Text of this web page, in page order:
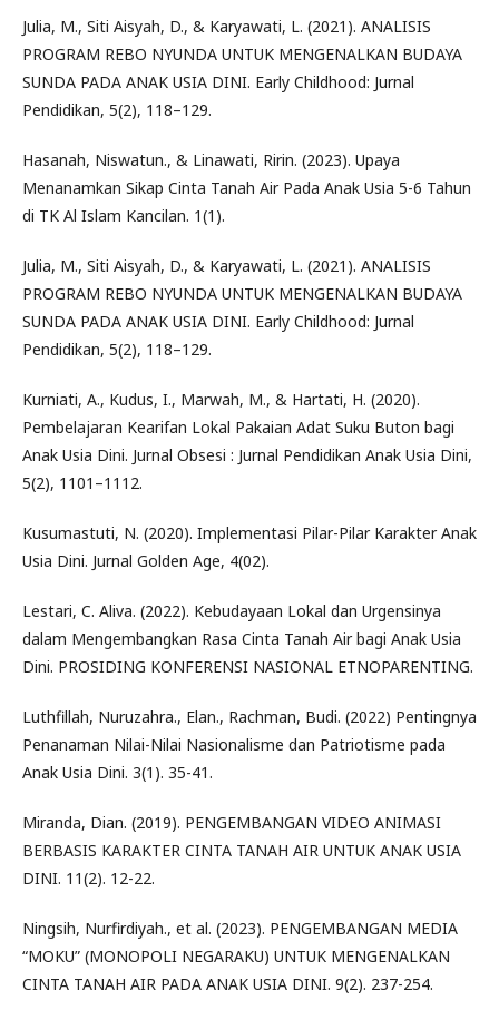
Julia, M., Siti Aisyah, D., & Karyawati, L. (2021). ANALISIS
PROGRAM REBO NYUNDA UNTUK MENGENALKAN BUDAYA
SUNDA PADA ANAK USIA DINI. Early Childhood: Jurnal
Pendidikan, 5(2), 118–129.
Hasanah, Niswatun., & Linawati, Ririn. (2023). Upaya
Menanamkan Sikap Cinta Tanah Air Pada Anak Usia 5-6 Tahun
di TK Al Islam Kancilan. 1(1).
Julia, M., Siti Aisyah, D., & Karyawati, L. (2021). ANALISIS
PROGRAM REBO NYUNDA UNTUK MENGENALKAN BUDAYA
SUNDA PADA ANAK USIA DINI. Early Childhood: Jurnal
Pendidikan, 5(2), 118–129.
Kurniati, A., Kudus, I., Marwah, M., & Hartati, H. (2020).
Pembelajaran Kearifan Lokal Pakaian Adat Suku Buton bagi
Anak Usia Dini. Jurnal Obsesi : Jurnal Pendidikan Anak Usia Dini,
5(2), 1101–1112.
Kusumastuti, N. (2020). Implementasi Pilar-Pilar Karakter Anak
Usia Dini. Jurnal Golden Age, 4(02).
Lestari, C. Aliva. (2022). Kebudayaan Lokal dan Urgensinya
dalam Mengembangkan Rasa Cinta Tanah Air bagi Anak Usia
Dini. PROSIDING KONFERENSI NASIONAL ETNOPARENTING.
Luthfillah, Nuruzahra., Elan., Rachman, Budi. (2022) Pentingnya
Penanaman Nilai-Nilai Nasionalisme dan Patriotisme pada
Anak Usia Dini. 3(1). 35-41.
Miranda, Dian. (2019). PENGEMBANGAN VIDEO ANIMASI
BERBASIS KARAKTER CINTA TANAH AIR UNTUK ANAK USIA
DINI. 11(2). 12-22.
Ningsih, Nurfirdiyah., et al. (2023). PENGEMBANGAN MEDIA
“MOKU” (MONOPOLI NEGARAKU) UNTUK MENGENALKAN
CINTA TANAH AIR PADA ANAK USIA DINI. 9(2). 237-254.